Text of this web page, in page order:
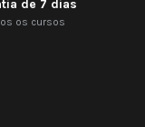
de 7 dias
os cursos